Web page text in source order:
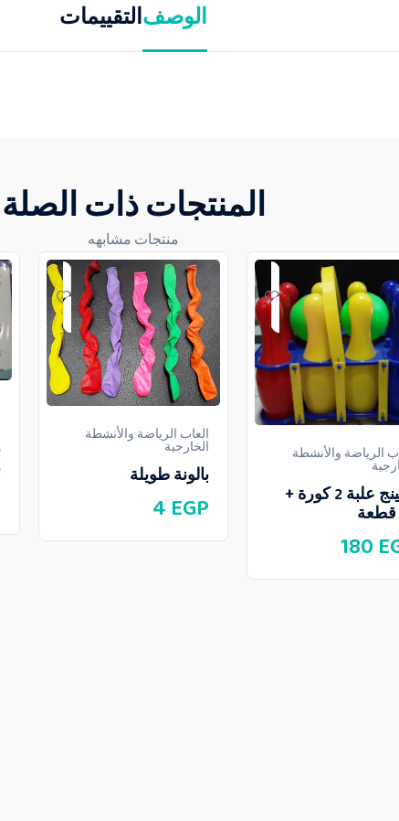
الوصفالتقييمات
المنتجات ذات الصلة
منتجات مشابهه
الرياضة والأنشطة
بولينج علبة 2 كورة +
180
العاب الرياضة والأنشطة
الخارجية
بالونة طويلة
4 EGP